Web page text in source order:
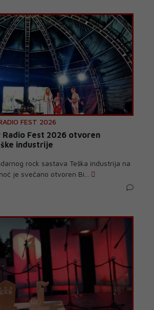
FEST 2026
Radio Fest 2026 otvoren
industrije
rock sastava Teška industrija na
je svečano otvoren Bi...